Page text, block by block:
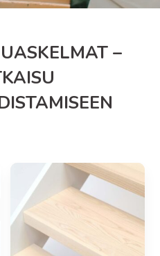
–